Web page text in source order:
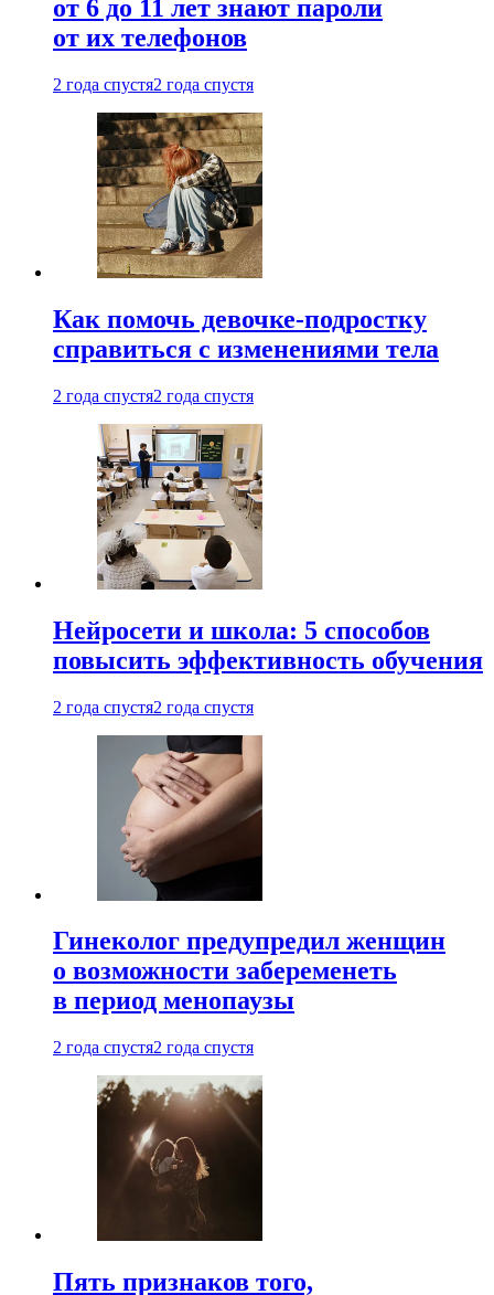
от 6 до 11 лет знают пароли
от их телефонов
2 года спустя2 года спустя
Как помочь девочке-подростку
справиться с изменениями тела
2 года спустя2 года спустя
Нейросети и школа: 5 способов
повысить эффективность обучения
2 года спустя2 года спустя
Гинеколог предупредил женщин
о возможности забеременеть
в период менопаузы
2 года спустя2 года спустя
Пять признаков того,